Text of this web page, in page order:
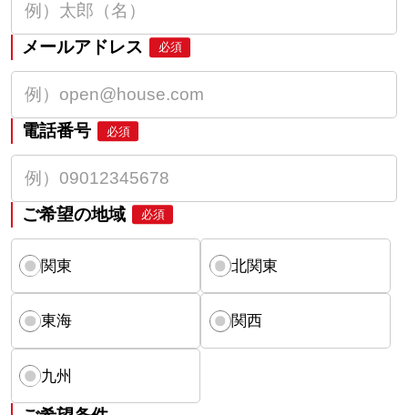
メールアドレス 必須
電話番号 必須
ご希望の地域 必須
関東 北関東
東海 関西
九州